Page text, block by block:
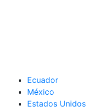
Ecuador
México
Estados Unidos